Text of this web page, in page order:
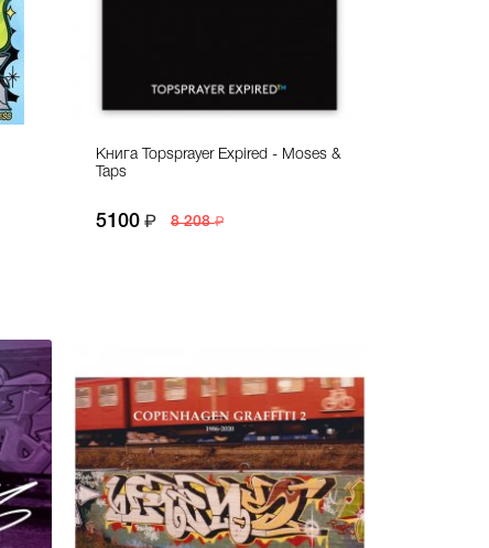
Книга Topsprayer Expired - Moses &
Taps
5100 8 208